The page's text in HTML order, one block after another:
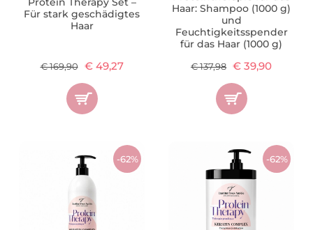
Für stark geschädigtes
Haar
€ 169,90 € 49,27
Haar: Shampoo (1000 g)
und
Feuchtigkeitsspender
für das Haar (1000 g)
€ 137,98 € 39,90
-62% -62%